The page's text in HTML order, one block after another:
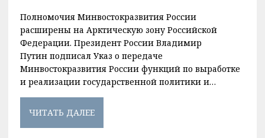
Полномочия Минвостокразвития России
расширены на Арктическую зону Российской
Федерации. Президент России Владимир
Путин подписал Указ о передаче
Минвостокразвития России функций по выработке
и реализации государственной политики и…
ЧИТАТЬ ДАЛЕЕ